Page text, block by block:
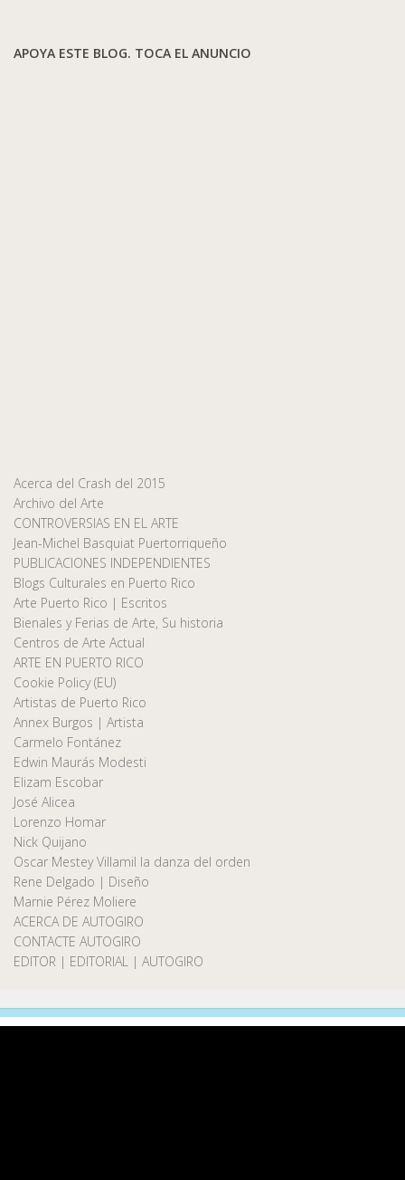
APOYA ESTE BLOG. TOCA EL ANUNCIO
Acerca del Crash del 2015
Archivo del Arte
CONTROVERSIAS EN EL ARTE
Jean-Michel Basquiat Puertorriqueño
PUBLICACIONES INDEPENDIENTES
Blogs Culturales en Puerto Rico
Arte Puerto Rico | Escritos
Bienales y Ferias de Arte, Su historia
Centros de Arte Actual
ARTE EN PUERTO RICO
Cookie Policy (EU)
Artistas de Puerto Rico
Annex Burgos | Artista
Carmelo Fontánez
Edwin Maurás Modesti
Elizam Escobar
José Alicea
Lorenzo Homar
Nick Quijano
Oscar Mestey Villamil la danza del orden
Rene Delgado | Diseño
Marnie Pérez Moliere
ACERCA DE AUTOGIRO
CONTACTE AUTOGIRO
EDITOR | EDITORIAL | AUTOGIRO